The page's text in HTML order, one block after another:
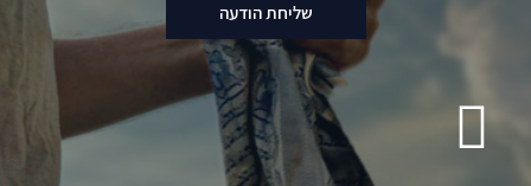
שליחת הודעה